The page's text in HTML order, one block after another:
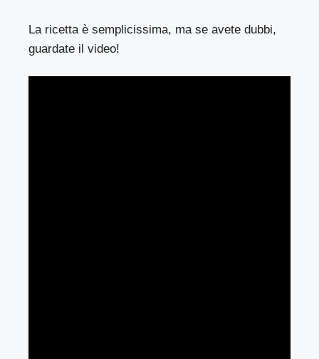
La ricetta è semplicissima, ma se avete dubbi,
guardate il video!